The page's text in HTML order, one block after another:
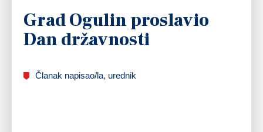
Grad Ogulin proslavio
Dan državnosti
Članak napisao/la, urednik